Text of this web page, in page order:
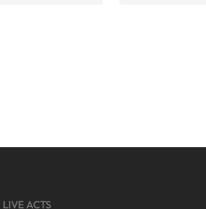
LIVE ACTS